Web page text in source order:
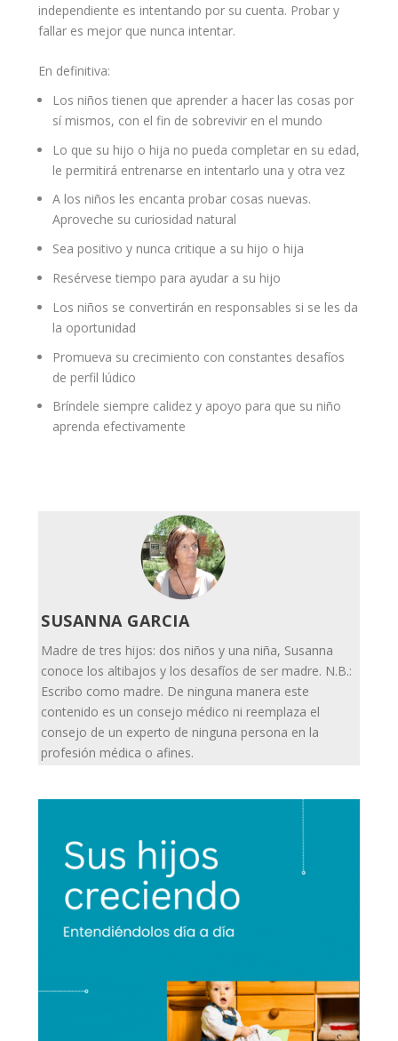
independiente es intentando por su cuenta. Probar y
fallar es mejor que nunca intentar.
En definitiva:
Los niños tienen que aprender a hacer las cosas por
sí mismos, con el fin de sobrevivir en el mundo
Lo que su hijo o hija no pueda completar en su edad,
le permitirá entrenarse en intentarlo una y otra vez
A los niños les encanta probar cosas nuevas.
Aproveche su curiosidad natural
Sea positivo y nunca critique a su hijo o hija
Resérvese tiempo para ayudara su hijo
Los niños se convertirán en responsables si se les da
la oportunidad
Promueva su crecimiento con constantes desafíos
de perfil lúdico
Bríndele siempre calidez y apoyo para que su niño
aprenda efectivamente
SUSANNA GARCIA
Madre de tres hijos: dos niños y una niña, Susanna
conoce los altibajos y los desafíos de ser madre. N.B.:
Escribo como madre. De ninguna manera este
contenido es un consejo médico ni reemplaza el
consejo de un experto de ninguna persona en la
profesión médica o afines.